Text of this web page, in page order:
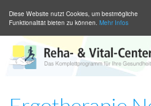
Diese Website nutzt Cookies, um bestmögliche
Funktionalität bieten zu können. Mehr Infos
Zum
Inhalt